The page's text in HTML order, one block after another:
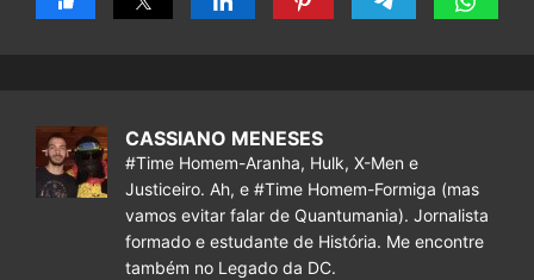
CASSIANO MENESES
#Time Homem-Aranha, Hulk, X-Men e
Justiceiro. Ah, e #Time Homem-Formiga (mas
vamos evitar falar de Quantumania). Jornalista
formado e estudante de História. Me encontre
também no Legado da DC.